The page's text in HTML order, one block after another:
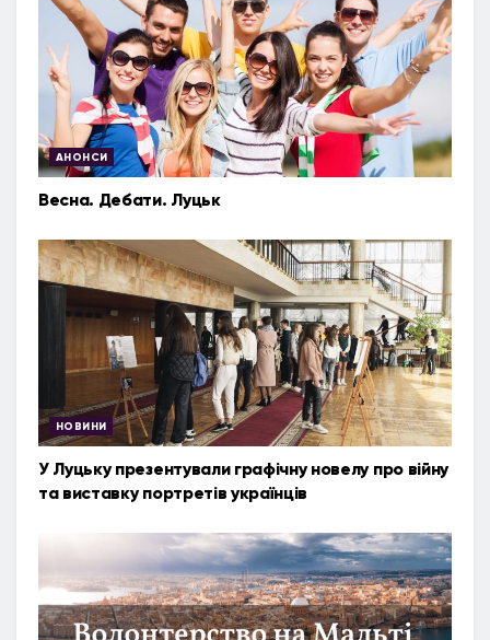
АНОНСИ
Весна. Дебати. Луцьк
НОВИНИ
У Луцьку презентували графічну новелу про війну
та виставку портретів українців